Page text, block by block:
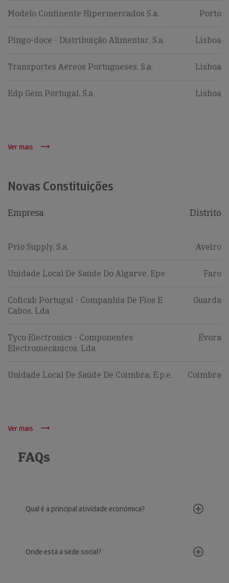
Modelo Continente Hipermercados S.a. Porto
Pingo-doce - Distribuição Alimentar, S.a. Lisboa
Transportes Aéreos Portugueses, S.a. Lisboa
Edp Gem Portugal, S.a Lisboa
Ver mais
Novas Constituições
Empresa Distrito
Prio Supply, S.a. Aveiro
Unidade Local De Saúde Do Algarve, Epe Faro
Coficab Portugal - Companhia De Fios E
Cabos, Lda
Guarda
Tyco Electronics - Componentes
Electromecânicos, Lda
Évora
Unidade Local De Saúde De Coimbra, E.p.e. Coimbra
Ver mais
FAQs
Qual é a principal atividade económica?
Onde está a sede social?